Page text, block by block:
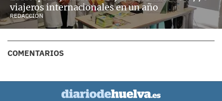
viajeros internacionales en un año
REDACCIÓN
COMENTARIOS